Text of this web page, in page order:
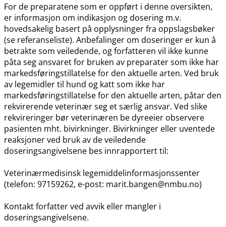
For de preparatene som er oppført i denne oversikten,
er informasjon om indikasjon og dosering m.v.
hovedsakelig basert på opplysninger fra oppslagsbøker
(se referanseliste). Anbefalinger om doseringer er kun å
betrakte som veiledende, og forfatteren vil ikke kunne
påta seg ansvaret for bruken av preparater som ikke har
markedsføringstillatelse for den aktuelle arten. Ved bruk
av legemidler til hund og katt som ikke har
markedsføringstillatelse for den aktuelle arten, påtar den
rekvirerende veterinær seg et særlig ansvar. Ved slike
rekvireringer bør veterinæren be dyreeier observere
pasienten mht. bivirkninger. Bivirkninger eller uventede
reaksjoner ved bruk av de veiledende
doseringsangivelsene bes innrapportert til:
Veterinærmedisinsk legemiddelinformasjonssenter
(telefon: 97159262, e-post: marit.bangen@nmbu.no)
Kontakt forfatter ved avvik eller mangler i
doseringsangivelsene.